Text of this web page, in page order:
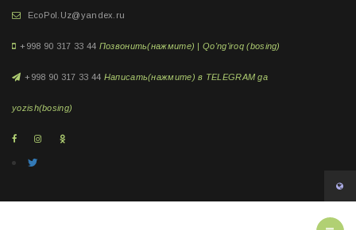
EcoPol.Uz@yandex.ru
+998 90 317 33 44 Позвонить(нажмите) | Qo'ng'iroq (bosing)
+998 90 317 33 44 Написать(нажмите) в TELEGRAM ga
yozish(bosing)